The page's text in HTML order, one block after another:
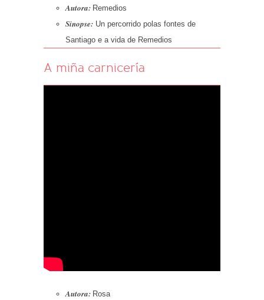
Autora: Remedios
Sinopse: Un percorrido polas fontes de
Santiago e a vida de Remedios
A miña carnicería
Autora: Rosa